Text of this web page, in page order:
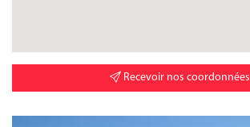
Recevoir nos coordonnées